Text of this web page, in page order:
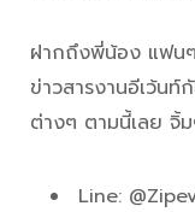
ฝากถึงพี่น้อง แฟน
ข่าวสารงานอีเว้นท์
ต่างๆ ตามนี้เลย จิ้
Line: